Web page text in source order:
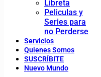
Libreta
Peliculas y
Series para
no Perderse
Servicios
Quienes Somos
SUSCRÍBITE
Nuevo Mundo